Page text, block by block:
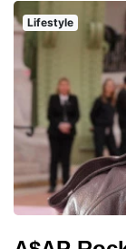
Lifestyle